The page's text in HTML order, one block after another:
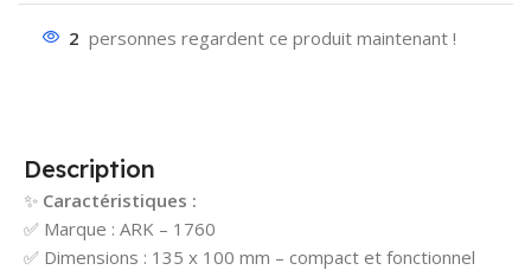
2 personnes regardent ce produit maintenant !
Description
✨ Caractéristiques :
✅ Marque : ARK – 1760
✅ Dimensions : 135 x 100 mm – compact et fonctionnel